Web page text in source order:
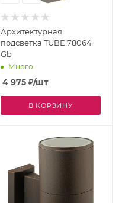
Архитектурная
подсветка TUBE 78064
Gb
Много
4 975₽/шт
В КОРЗИНУ